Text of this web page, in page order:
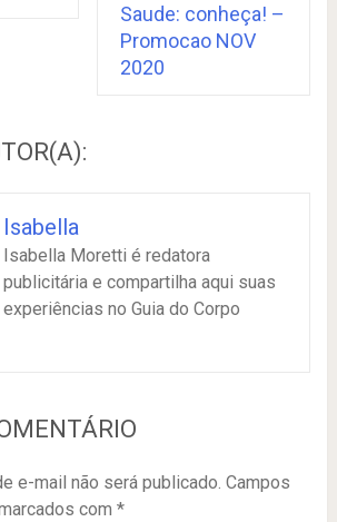
Saude: conheça! –
Promocao NOV
2020
Isabella
Isabella Moretti é redatora
publicitária e compartilha aqui suas
experiências no Guia do Corpo
e-mail não será publicado. Campos
com *